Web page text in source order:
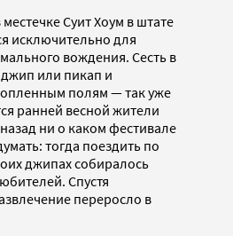
Суит Хоум в штате
исключительно для
вождения. Сесть в
или пикап и
полям — так уже
ранней весной жители
ни о каком фестивале
тогда поездить по
джипах собиралось
Спустя
переросло в